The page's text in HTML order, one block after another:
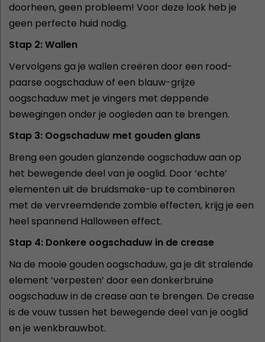
doorheen, geen probleem! Voor deze look heb je
geen perfecte huid nodig.
Stap 2: Wallen
Vervolgens ga je wallen creëren door een rood-
paarse oogschaduw of een blauw-grijze
oogschaduw met je vingers met deppende
bewegingen onder je oogleden aan te brengen.
Stap 3: Oogschaduw met gouden glans
Breng een gouden glanzende oogschaduw aan op
het bewegende deel van je ooglid. Door ‘echte’
elementen uit de bruidsmake-up te combineren
met de vervreemdende zombie effecten, krijg je een
heel spannend Halloween effect.
Stap 4: Donkere oogschaduw in de crease
Na de mooie gouden oogschaduw, ga je dit stralende
element ‘verpesten’ door een donkerbruine
oogschaduw in de crease aan te brengen. De crease
is de vouw tussen het bewegende deel van je ooglid
en je wenkbrauwbot.